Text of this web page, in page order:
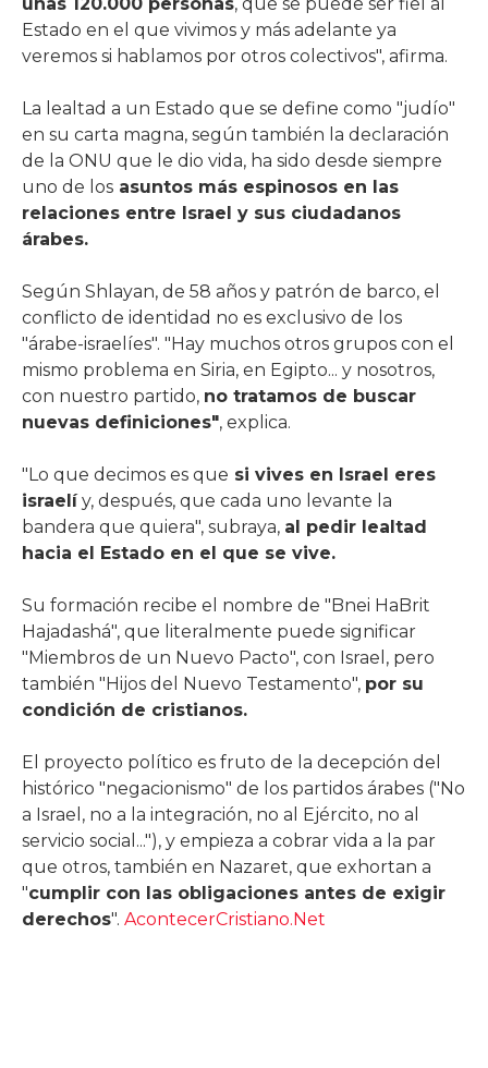
Estado en el que vivimos y más adelante ya
veremos si hablamos por otros colectivos", afirma.
La lealtad a un Estado que se define como "judío"
en su carta magna, según también la declaración
de la ONU que le dio vida, ha sido desde siempre
uno de los asuntos más espinosos en las
relaciones entre Israel y sus ciudadanos
árabes.
Según Shlayan, de 58 años y patrón de barco, el
conflicto de identidad no es exclusivo de los
"árabe-israelíes". "Hay muchos otros grupos con el
mismo problema en Siria, en Egipto... y nosotros,
con nuestro partido, no tratamos de buscar
nuevas definiciones", explica.
"Lo que decimos es que si vives en Israel eres
israelíy, después, que cada uno levante la
bandera que quiera", subraya, al pedir lealtad
hacia el Estado en el que se vive.
Su formación recibe el nombre de "Bnei HaBrit
Hajadashá", que literalmente puede significar
"Miembros de un Nuevo Pacto", con Israel, pero
también "Hijos del Nuevo Testamento", por su
condición de cristianos.
El proyecto político es fruto de la decepción del
histórico "negacionismo" de los partidos árabes ("No
a Israel, no a la integración, no al Ejército, no al
servicio social..."), y empieza a cobrar vida a la par
que otros, también en Nazaret, que exhortan a
"cumplir con las obligaciones antes de exigir
derechos". AcontecerCristiano.Net